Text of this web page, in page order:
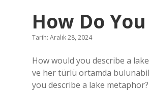
How Do
Tarih: Aralık 28, 2024
How would you describe a
ve her türlü ortamda
you describe a lake